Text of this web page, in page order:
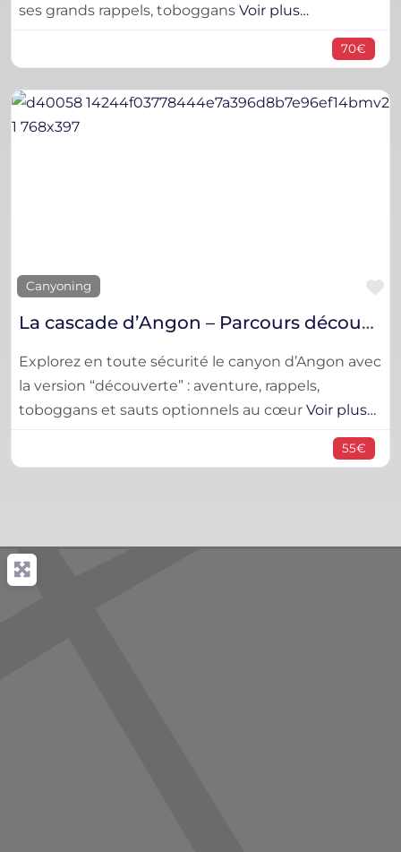
ses grands rappels, toboggans Voir plus…
70€
Canyoning
La cascade d’Angon – Parcours découverte
Explorez en toute sécurité le canyon d’Angon avec
la version “découverte” : aventure, rappels,
toboggans et sauts optionnels au cœur Voir plus…
55€